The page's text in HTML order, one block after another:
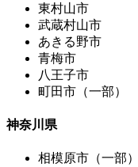
東村山市
武蔵村山市
あきる野市
青梅市
八王子市
町田市（一部）
神奈川県
相模原市（一部）